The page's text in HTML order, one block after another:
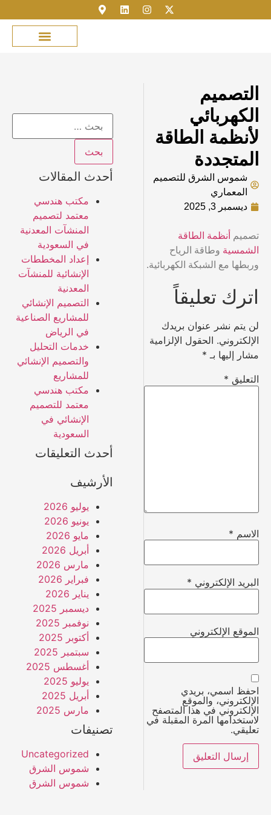
التصميم
الكهربائي
لأنظمة الطاقة
المتجددة
شموس الشرق للتصميم
المعماري
ديسمبر 3, 2025
تصميم
أنظمة الطاقة
الشمسية وطاقة الرياح
وربطها مع الشبكة الكهربائية.
اترك تعليقاً
لن يتم نشر عنوان بريدك
الإلكتروني. الحقول الإلزامية
مشار إليها بـ *
التعليق *
الاسم *
البريد الإلكتروني *
الموقع الإلكتروني
احفظ اسمي، بريدي
الإلكتروني، والموقع
الإلكتروني في هذا المتصفح
لاستخدامها المرة المقبلة في
تعليقي.
أحدث المقالات
مكتب هندسي
معتمد لتصميم
المنشآت المعدنية
في السعودية
إعداد المخططات
الإنشائية للمنشآت
المعدنية
التصميم الإنشائي
للمشاريع الصناعية
في الرياض
خدمات التحليل
والتصميم الإنشائي
للمشاريع
مكتب هندسي
معتمد للتصميم
الإنشائي في
السعودية
أحدث التعليقات
الأرشيف
يوليو 2026
يونيو 2026
مايو 2026
أبريل 2026
مارس 2026
فبراير 2026
يناير 2026
ديسمبر 2025
نوفمبر 2025
أكتوبر 2025
سبتمبر 2025
أغسطس 2025
يوليو 2025
أبريل 2025
مارس 2025
تصنيفات
Uncategorized
شموس الشرق
شموس الشرق